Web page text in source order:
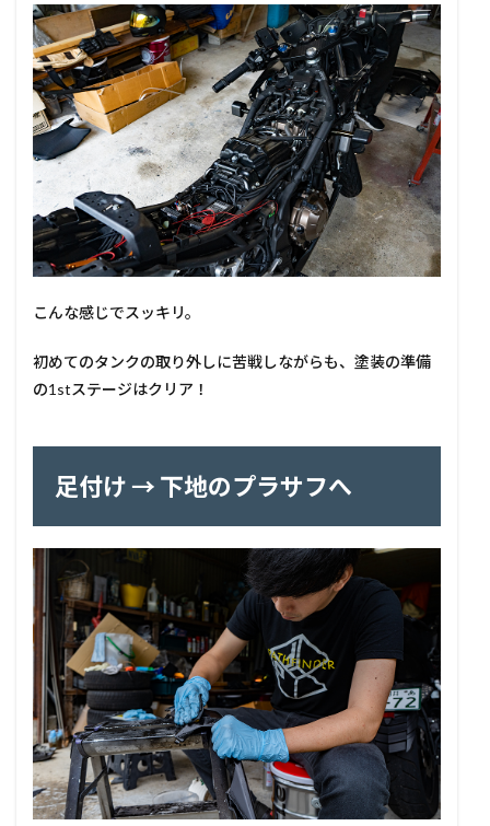
こんな感じでスッキリ。
初めてのタンクの取り外しに苦戦しながらも、塗装の準備
の1stステージはクリア！
足付け → 下地のプラサフへ